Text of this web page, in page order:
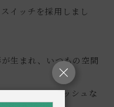
イッチを採用しまし
生まれ、いつもの空間
スがスタイリッシュな